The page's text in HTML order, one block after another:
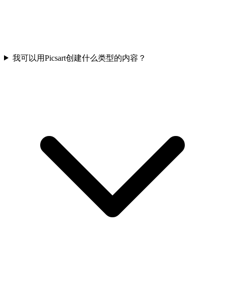
我可以用Picsart创建什么类型的内容？